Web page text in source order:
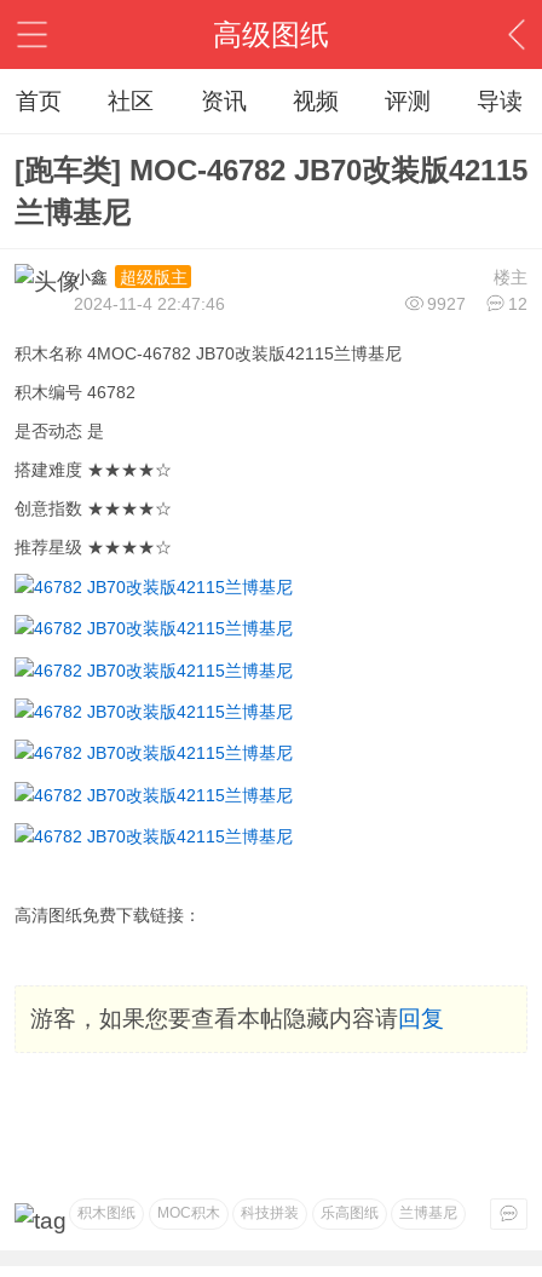
高级图纸
首页 社区 资讯 视频 评测 导读
[跑车类] MOC-46782 JB70改装版42115
兰博基尼
楼主
小鑫
超级版主
9927
12
2024-11-4 22:47:46
积木名称 4MOC-46782 JB70改装版42115兰博基尼
积木编号 46782
是否动态 是
搭建难度 ★★★★☆
创意指数 ★★★★☆
推荐星级 ★★★★☆
高清图纸免费下载链接：
游客，如果您要查看本帖隐藏内容请回复
积木图纸 MOC积木 科技拼装 乐高图纸 兰博基尼